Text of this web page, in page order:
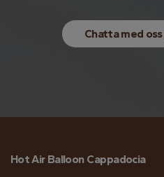
Chatta med
Hot Air Balloon Cappadocia